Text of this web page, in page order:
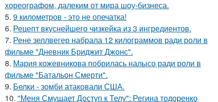
хореографом, далеким от мира шоу-бизнеса.
5. 9 километров - это не опечатка!
6. Рецепт вкуснейшего чизкейка из 3 ингредиентов.
7. Рене зеллвегер набрала 12 килограммов ради роли в
фильме "Дневник Бриджит Джонс".
8. Мария кожевникова побрилась налысо ради роли в
фильме "Батальон Смерти".
9. Белки - зомби атаковали США.
10. "Меня Смущает Доступ к Телу": Регина тодоренко